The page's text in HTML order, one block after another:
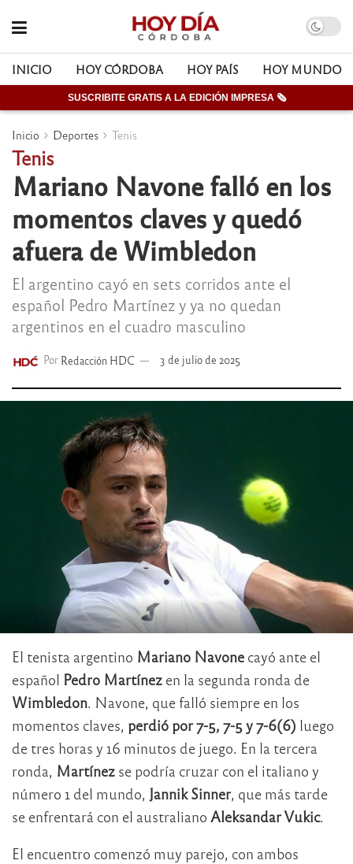
INICIO HOY CÓRDOBA HOY PAÍS HOY MUNDO
SUSCRIBITE GRATIS A LA EDICIÓN IMPRESA 🗞
Inicio Deportes Tenis
Tenis
Mariano Navone falló en los
momentos claves y quedó
afuera de Wimbledon
El argentino cayó en sets corridos ante el
español Pedro Martínez y ya no quedan
argentinos en el cuadro masculino
Por Redacción HDC 3 de julio de 2025
El tenista argentino Mariano Navone cayó ante el
español Pedro Martínez en la segunda ronda de
Wimbledon. Navone, que falló siempre en los
momentos claves, perdió por 7-5, 7-5 y 7-6(6) luego
de tres horas y 16 minutos de juego. En la tercera
ronda, Martínez se podría cruzar con el italiano y
número 1 del mundo, Jannik Sinner, que más tarde
se enfrentará con el australiano Aleksandar Vukic.
El encuentro comenzó muy parejo, con ambos